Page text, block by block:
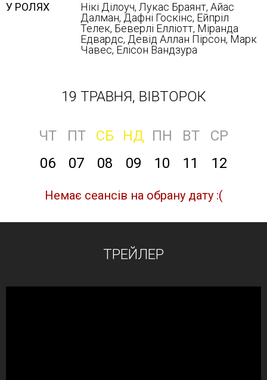
У РОЛЯХ
Нікі Ділоуч, Лукас Браянт, Айас
Далман, Дафні Госкінс, Ейпріл
Телек, Беверлі Елліотт, Міранда
Едвардс, Девід Аллан Пірсон, Марк
Чавес, Елісон Вандзура
19 ТРАВНЯ, ВІВТОРОК
ЧТ ПТ СБ НД ПН ВТ
СР
06
07 08 09 10 11 12
Немає сеансів на обрану дату :(
ТРЕЙЛЕР